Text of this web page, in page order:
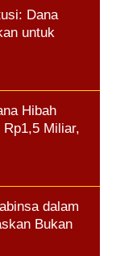
Dana
untuk
Hibah
Miliar,
dalam
Bukan